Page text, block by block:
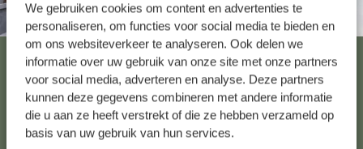
We gebruiken cookies om content en advertenties te
personaliseren, om functies voor social media te bieden en
om ons websiteverkeer te analyseren. Ook delen we
informatie over uw gebruik van onze site met onze partners
voor social media, adverteren en analyse. Deze partners
kunnen deze gegevens combineren met andere informatie
die u aan ze heeft verstrekt of die ze hebben verzameld op
basis van uw gebruik van hun services.
Altijd in de buurt
Klantenservice